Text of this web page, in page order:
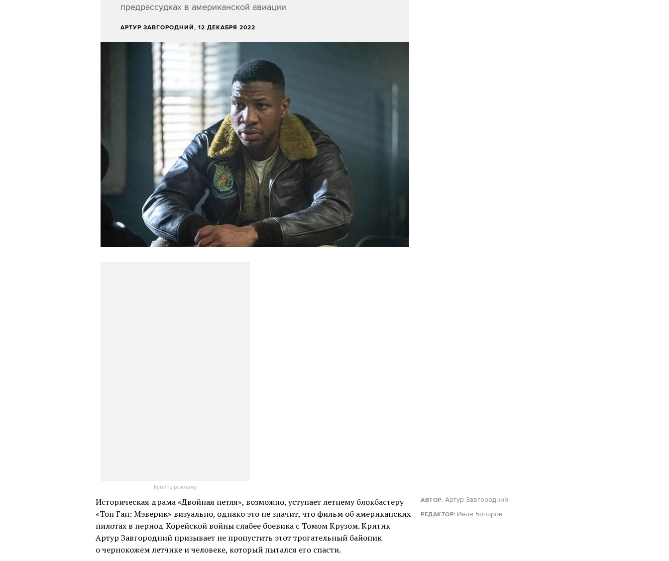
предрассудках в американской авиации
АРТУР ЗАВГОРОДНИЙ, 12 ДЕКАБРЯ 2022
Купить рекламу
Историческая драма «Двойная петля», возможно, уступает летнему блокбастеру
«Топ Ган: Мэверик» визуально, однако это не значит, что фильм об американских
пилотах в период Корейской войны слабее боевика с Томом Крузом. Критик
Артур Завгородний призывает не пропустить этот трогательный байопик
о чернокожем летчике и человеке, который пытался его спасти.
АВТОР: Артур Завгородний
РЕДАКТОР: Иван Бочаров